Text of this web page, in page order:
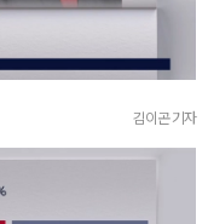
김이곤 기자